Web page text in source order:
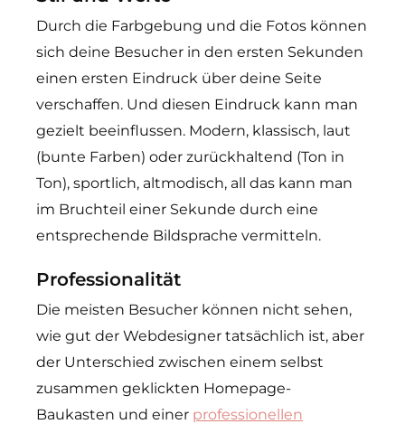
Durch die Farbgebung und die Fotos können
sich deine Besucher in den ersten Sekunden
einen ersten Eindruck über deine Seite
verschaffen. Und diesen Eindruck kann man
gezielt beeinflussen. Modern, klassisch, laut
(bunte Farben) oder zurückhaltend (Ton in
Ton), sportlich, altmodisch, all das kann man
im Bruchteil einer Sekunde durch eine
entsprechende Bildsprache vermitteln.
Professionalität
Die meisten Besucher können nicht sehen,
wie gut der Webdesigner tatsächlich ist, aber
der Unterschied zwischen einem selbst
zusammen geklickten Homepage-
Baukasten und einer professionellen